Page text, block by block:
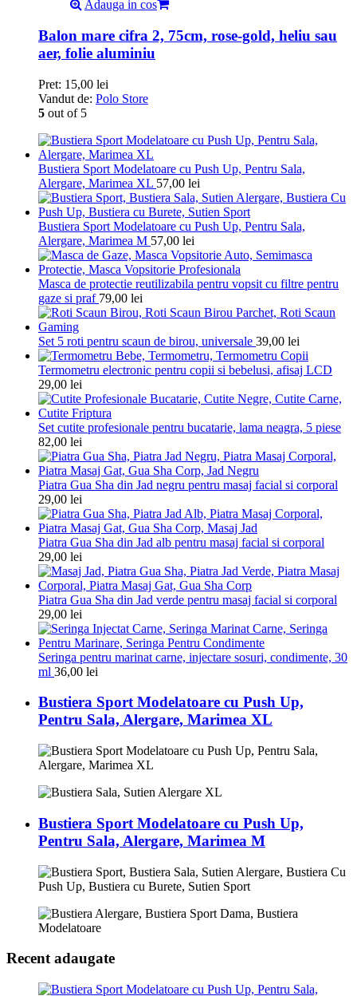
Adauga in cos
Balon mare cifra 2, 75cm, rose-gold, heliu sau
aer, folie aluminiu
Pret: 15,00 lei
Vandut de: Polo Store
5 out of 5
Bustiera Sport Modelatoare cu Push Up, Pentru Sala,
Alergare, Marimea XL 57,00 lei
Bustiera Sport Modelatoare cu Push Up, Pentru Sala,
Alergare, Marimea M 57,00 lei
Masca de protectie reutilizabila pentru vopsit cu filtre pentru
gaze si praf 79,00 lei
Set 5 roti pentru scaun de birou, universale 39,00 lei
Termometru electronic pentru copii si bebelusi, afisaj LCD
29,00 lei
Set cutite profesionale pentru bucatarie, lama neagra, 5 piese
82,00 lei
Piatra Gua Sha din Jad negru pentru masaj facial si corporal
29,00 lei
Piatra Gua Sha din Jad alb pentru masaj facial si corporal
29,00 lei
Piatra Gua Sha din Jad verde pentru masaj facial si corporal
29,00 lei
Seringa pentru marinat carne, injectare sosuri, condimente, 30
ml 36,00 lei
Bustiera Sport Modelatoare cu Push Up,
Pentru Sala, Alergare, Marimea XL
Bustiera Sport Modelatoare cu Push Up,
Pentru Sala, Alergare, Marimea M
Recent adaugate